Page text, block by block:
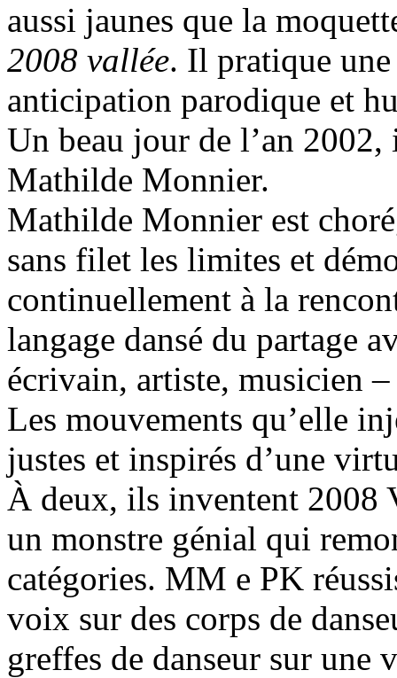
aussi jaunes que la
2008 vallée. Il pratique
anticipation parodique et
Un beau jour de l’an
Mathilde Monnier.
Mathilde Monnier est
sans filet les limites et
continuellement à la
langage dansé du partage
écrivain, artiste, musicien
Les mouvements qu’elle
justes et inspirés d’une
À deux, ils inventent 2008
un monstre génial qui
catégories. MM e PK
voix sur des corps de
greffes de danseur sur une